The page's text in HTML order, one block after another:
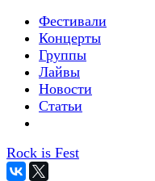
Фестивали
Концерты
Группы
Лайвы
Новости
Статьи
Rock is Fest